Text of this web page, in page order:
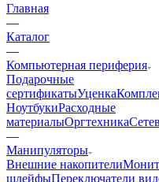
Главная
—
Каталог
—
Компьютерная периферия
Подарочные
сертификатыУценка
НоутбукиРасходные
материалыОргтехника
—
Манипуляторы
Внешние накопители
шлейфыПереключатели